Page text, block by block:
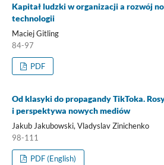
Kapitał ludzki w organizacji a rozwój
technologii
Maciej Gitling
84-97
PDF
Od klasyki do propagandy TikToka.
i perspektywa nowych mediów
Jakub Jakubowski, Vladyslav Zinichenko
98-111
PDF (English)